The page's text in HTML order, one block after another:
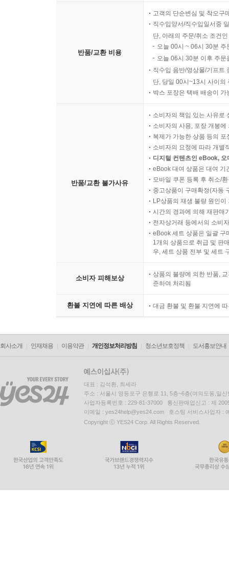
반품/교환 비용
고객의 단순변심 및 착오구
직수입양서/직수입일서중
단, 아래의 주문/취소 조건
오늘 00시 ~ 06시 30분
오늘 06시 30분 이후 주
직수입 음반/영상물/기프트
단, 당일 00시~13시 사이의
박스 포장은 택배 배송이
반품/교환 불가사유
소비자의 책임 있는 사유로
소비자의 사용, 포장 개봉
복제가 가능한 상품 등의
소비자의 요청에 따라 개별
디지털 컨텐츠인 eBook,
eBook 대여 상품은 대여 기
모바일 쿠폰 등록 후 취소/
중고상품이 구매확정(자동
LP상품의 재생 불량 원인
시간의 경과에 의해 재판매
전자상거래 등에서의 소비
eBook 세트 상품은 일괄 구
1개의 상품으로 취급 및 판
우, 세트 상품 전부 및 세트
소비자 피해보상
상품의 불량에 의한 반품,
준하여 처리됨
환불 지연에 따른 배상 대금 환불 및 환불 지연에
회사소개 인재채용 이용약관 개인정보처리방침 청소년보호정책 도서홍보안내
대표 : 김석환, 최세라
주소 : 서울시 영등포구 은행로 11, 5층~6층(여의도동,일신
사업자등록번호 : 229-81-37000 통신판매업신고 : 제
이메일 : yes24help@yes24.com 호스팅 서비스사업자 :
Copyright ⓒ YES24 Corp. All Rights Reserved.